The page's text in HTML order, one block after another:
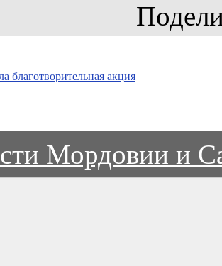
акция
Мордовии и